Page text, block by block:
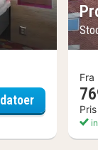
Motel L
Fra